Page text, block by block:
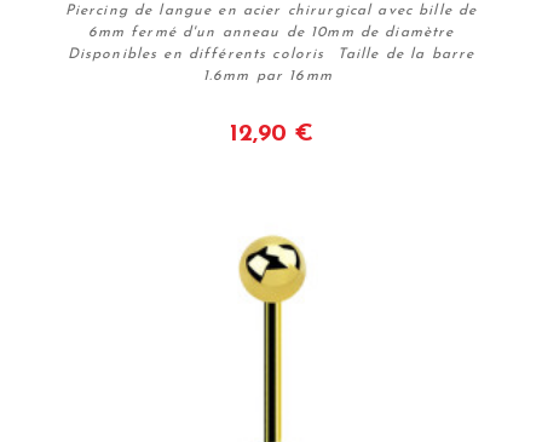
Piercing de langue en acier chirurgical avec bille de
6mm fermé d'un anneau de 10mm de diamètre
Disponibles en différents coloris Taille de la barre
1.6mm par 16mm
12,90 €